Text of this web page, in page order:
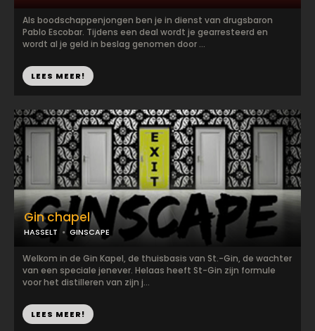
Als boodschappenjongen ben je in dienst van drugsbaron
Pablo Escobar. Tijdens een deal wordt je gearresteerd en
wordt al je geld in beslag genomen door ...
LEES MEER!
Gin chapel
HASSELT GINSCAPE
Welkom in de Gin Kapel, de thuisbasis van St.-Gin, de wachter
van een speciale jenever. Helaas heeft St-Gin zijn formule
voor het distilleren van zijn j...
LEES MEER!